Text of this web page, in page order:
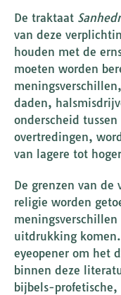
De traktaat
van deze
houden met de
moeten worden
daden,
onderscheid
overtredingen,
van lagere tot
De grenzen van
religie worden
uitdrukking
eyeopener om het
binnen deze
bijbels-